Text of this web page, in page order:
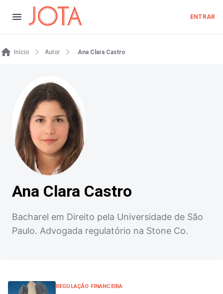
ENTRAR
Início Autor Ana Clara Castro
Ana Clara Castro
Bacharel em Direito pela Universidade de São
Paulo. Advogada regulatório na Stone Co.
REGULAÇÃO FINANCEIRA